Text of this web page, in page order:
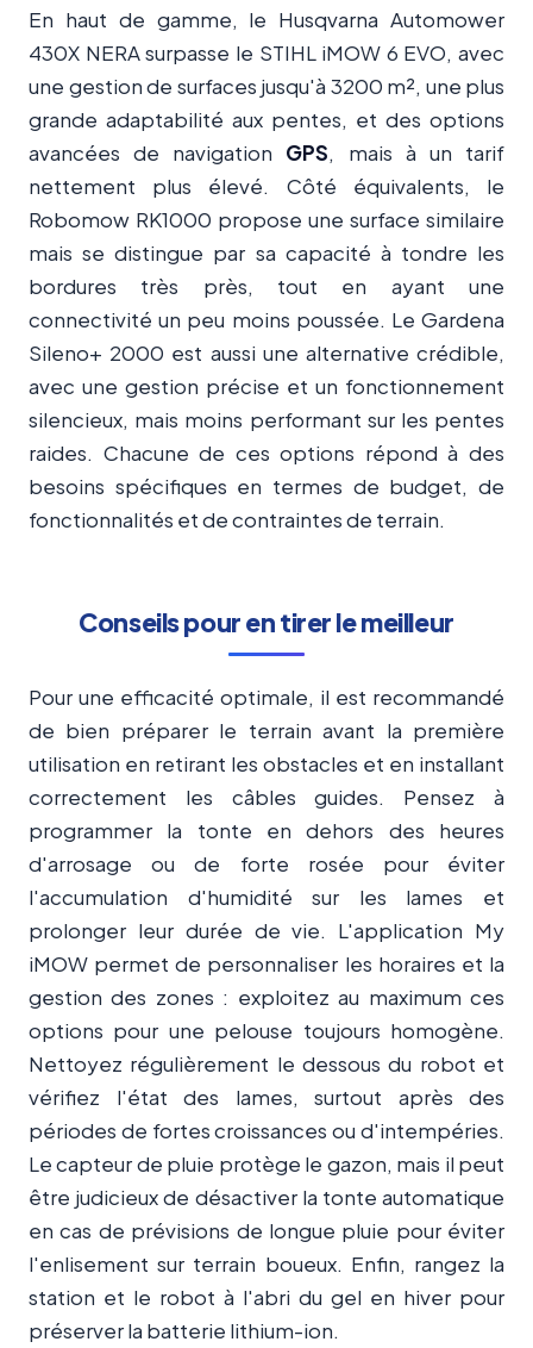
En haut de gamme, le Husqvarna Automower
430X NERA surpasse le STIHL iMOW 6 EVO, avec
une gestion de surfaces jusqu'à 3200 m², une plus
grande adaptabilité aux pentes, et des options
avancées de navigation GPS, mais à un tarif
nettement plus élevé. Côté équivalents, le
Robomow RK1000 propose une surface similaire
mais se distingue par sa capacité à tondre les
bordures très près, tout en ayant une
connectivité un peu moins poussée. Le Gardena
Sileno+ 2000 est aussi une alternative crédible,
avec une gestion précise et un fonctionnement
silencieux, mais moins performant sur les pentes
raides. Chacune de ces options répond à des
besoins spécifiques en termes de budget, de
fonctionnalités et de contraintes de terrain.
Conseils pour en tirer le meilleur
Pour une efficacité optimale, il est recommandé
de bien préparer le terrain avant la première
utilisation en retirant les obstacles et en installant
correctement les câbles guides. Pensez à
programmer la tonte en dehors des heures
d'arrosage ou de forte rosée pour éviter
l'accumulation d'humidité sur les lames et
prolonger leur durée de vie. L'application My
iMOW permet de personnaliser les horaires et la
gestion des zones : exploitez au maximum ces
options pour une pelouse toujours homogène.
Nettoyez régulièrement le dessous du robot et
vérifiez l'état des lames, surtout après des
périodes de fortes croissances ou d'intempéries.
Le capteur de pluie protège le gazon, mais il peut
être judicieux de désactiver la tonte automatique
en cas de prévisions de longue pluie pour éviter
l'enlisement sur terrain boueux. Enfin, rangez la
station et le robot à l'abri du gel en hiver pour
préserver la batterie lithium-ion.